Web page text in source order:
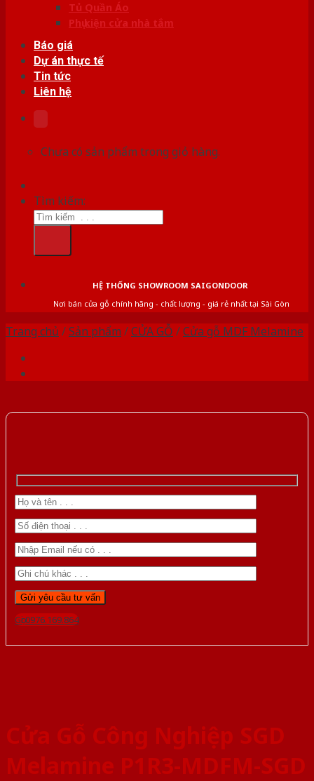
Tủ Quần Áo
Phụ kiện cửa nhà tắm
Báo giá
Dự án thực tế
Tin tức
Liên hệ
Chưa có sản phẩm trong giỏ hàng.
Tìm kiếm:
HỆ THỐNG SHOWROOM SAIGONDOOR
Nơi bán cửa gỗ chính hãng - chất lượng - giá rẻ nhất tại Sài Gòn
Trang chủ /Sản phẩm /CỬA GỖ /Cửa gỗ MDF Melamine
Gọi 0976.169.864
Cửa Gỗ Công Nghiệp SGD
Melamine P1R3-MDFM-SGD